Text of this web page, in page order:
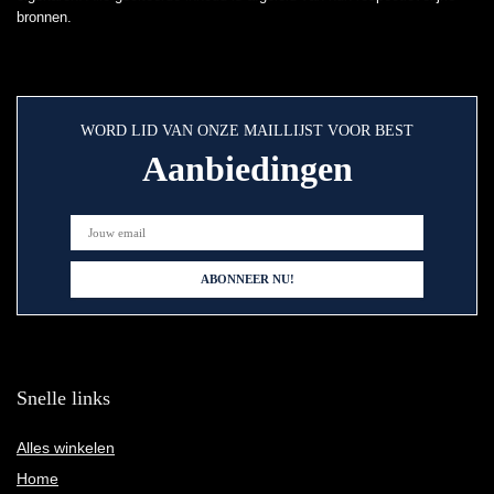
bronnen.
WORD LID VAN ONZE MAILLIJST VOOR BEST
Aanbiedingen
Snelle links
Alles winkelen
Home